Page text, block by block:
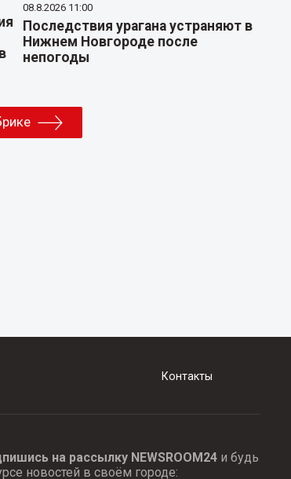
08.8.2026 11:00
Последствия урагана устраняют в
Нижнем Новгороде после
непогоды
Контакты
на рассылку NEWSROOM24и будь
новостей в своём городе: